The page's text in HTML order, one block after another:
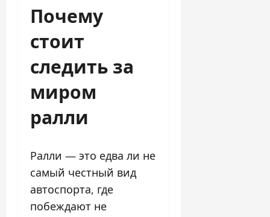
Почему
стоит
следить за
миром
ралли
Ралли — это едва ли не
самый честный вид
автоспорта, где
побеждают не